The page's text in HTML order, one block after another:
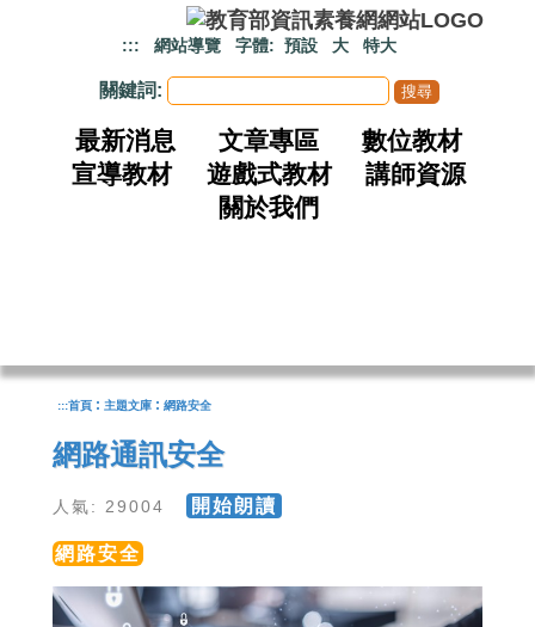
::: 網站導覽 字體: 預設 大 特大
關鍵詞:
最新消息 文章專區
數位教材
宣導教材
遊戲式教材
講師資源
關於我們
:::首頁 : 主題文庫 : 網路安全
網路通訊安全
人氣: 29004 開始朗讀
網路安全